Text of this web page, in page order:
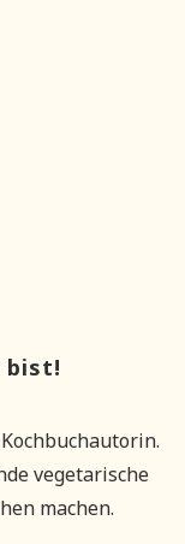
bist!
vegetarische
machen.